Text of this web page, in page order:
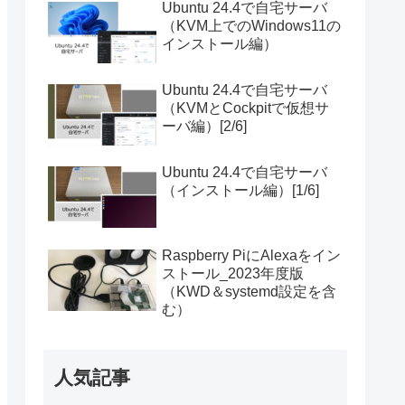
Ubuntu 24.4で自宅サーバ
（KVM上でのWindows11の
インストール編）
Ubuntu 24.4で自宅サーバ
（KVMとCockpitで仮想サ
ーバ編）[2/6]
Ubuntu 24.4で自宅サーバ
（インストール編）[1/6]
Raspberry PiにAlexaをイン
ストール_2023年度版
（KWD＆systemd設定を含
む）
人気記事